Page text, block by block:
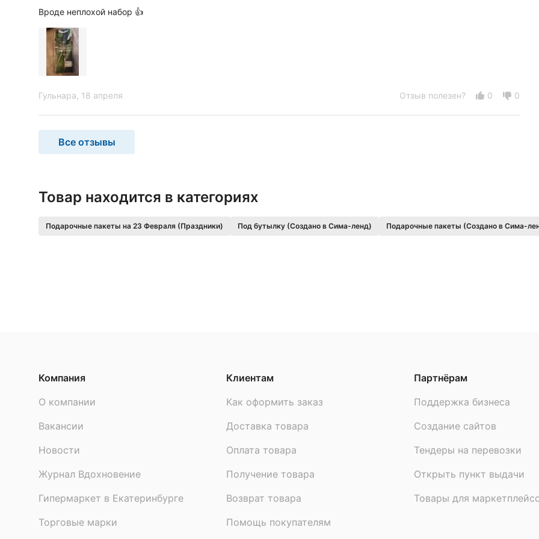
Вроде неплохой набор 👍
Гульнара , 18 апреля Отзыв полезен? 0 0
Все отзывы
Товар находится в категориях
Подарочные пакеты на 23 Февраля (Праздники) Под бутылку (Создано в Сима-ленд) Подарочные пакеты (Создано в Сима-
Компания
О компании
Вакансии
Новости
Журнал Вдохновение
Гипермаркет в Екатеринбурге
Торговые марки
Клиентам
Как оформить заказ
Доставка товара
Оплата товара
Получение товара
Возврат товара
Помощь покупателям
Партнёрам
Поддержка бизнеса
Создание сайтов
Тендеры на перевозки
Открыть пункт выдачи
Товары для